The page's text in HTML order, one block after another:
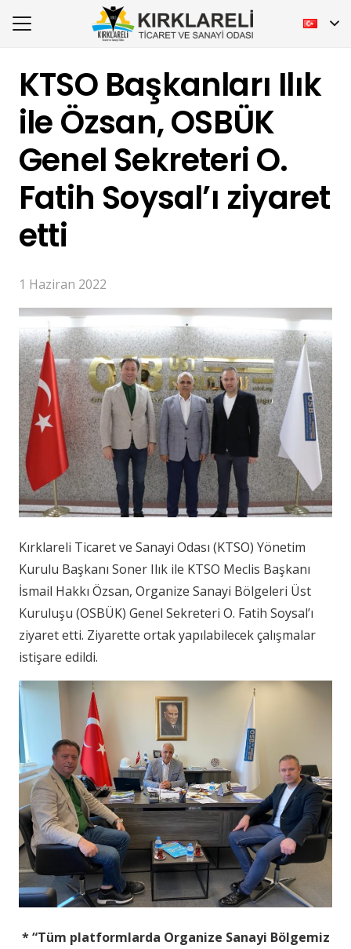
KTSO Başkanları Ilık
ile Özsan, OSBÜK
Genel Sekreteri O.
Fatih Soysal’ı ziyaret
etti
1 Haziran 2022
Kırklareli Ticaret ve Sanayi Odası (KTSO) Yönetim
Kurulu Başkanı Soner Ilık ile KTSO Meclis Başkanı
İsmail Hakkı Özsan, Organize Sanayi Bölgeleri Üst
Kuruluşu (OSBÜK) Genel Sekreteri O. Fatih Soysal’ı
ziyaret etti. Ziyarette ortak yapılabilecek çalışmalar
istişare edildi.
* “Tüm platformlarda Organize Sanayi Bölgemiz